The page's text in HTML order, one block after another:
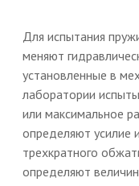
Для испытания
меняют
установленные в
лаборатории
или максимальное
определяют усилие
трехкратного
определяют